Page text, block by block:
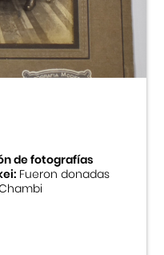
de fotografías
Fueron donadas